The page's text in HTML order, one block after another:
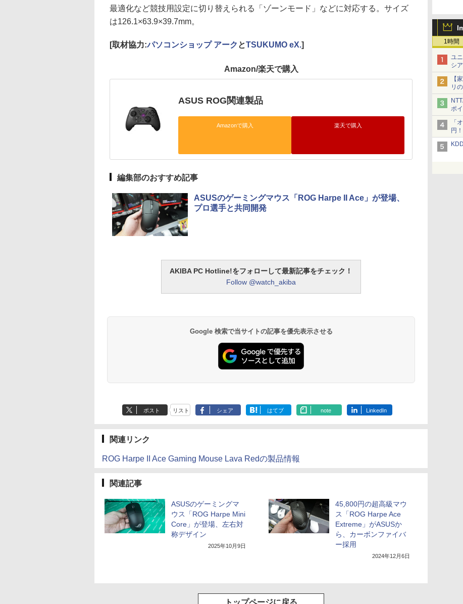
1時間
ユ
シ
シ
【
リ
ポ
「
円
更
ニ
最適化など競技用設定に切り替えられる「ゾーンモード」などに対応する。サイズ
は126.1×63.9×39.7mm。
[取材協力:パソコンショップ アーク とTSUKUMO eX.]
Amazon/楽天で購入
ASUS ROG関連製品
Amazonで購入 楽天で購入
編集部のおすすめ記事
ASUSのゲーミングマウス「ROG Harpe II Ace」が登場、
プロ選手と共同開発
AKIBA PC Hotline!をフォローして最新記事をチェック！
Follow @watch_akiba
Google 検索で当サイトの記事を優先表示させる
ポスト リスト シェア はてブ note LinkedIn
関連リンク
ROG Harpe II Ace Gaming Mouse Lava Redの製品情報
関連記事
ASUSのゲーミングマ
ウス「ROG Harpe Mini
Core」が登場、左右対
称デザイン
2025年10月9日
45,800円の超高級マウ
ス「ROG Harpe Ace
Extreme」がASUSか
ら、カーボンファイバ
ー採用
2024年12月6日